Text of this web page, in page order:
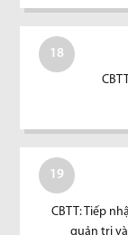
18
19
CBTT: Tiếp
quản trị